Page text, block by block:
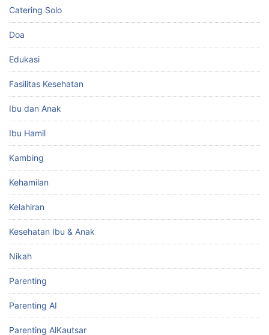
Catering Solo
Doa
Edukasi
Fasilitas Kesehatan
Ibu dan Anak
Ibu Hamil
Kambing
Kehamilan
Kelahiran
Kesehatan Ibu & Anak
Nikah
Parenting
Parenting AI
Parenting AlKautsar